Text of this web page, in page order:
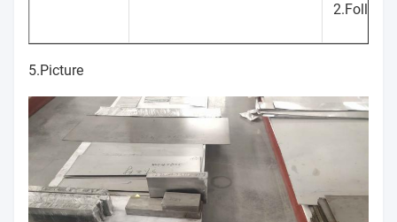
5.Picture